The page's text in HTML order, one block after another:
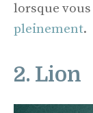
lorsque vous
pleinement.
2. Lion